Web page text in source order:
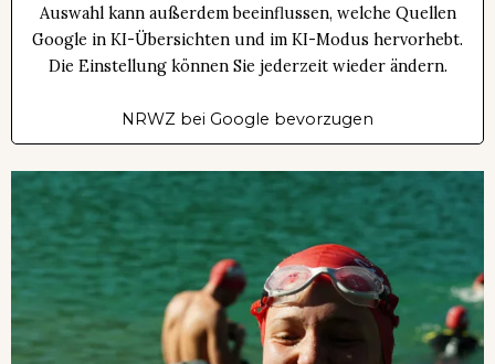
Auswahl kann außerdem beeinflussen, welche Quellen
Google in KI-Übersichten und im KI-Modus hervorhebt.
Die Einstellung können Sie jederzeit wieder ändern.
NRWZ bei Google bevorzugen